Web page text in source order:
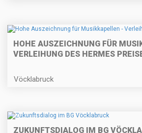
HOHE AUSZEICHNUNG FÜR
VERLEIHUNG DES HERMES
Vöcklabruck
ZUKUNFTSDIALOG IM BG